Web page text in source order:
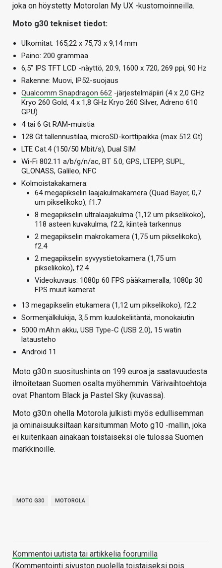
joka on höystetty Motorolan My UX -kustomoinneilla.
Moto g30 tekniset tiedot:
Ulkomitat: 165,22 x 75,73 x 9,14 mm
Paino: 200 grammaa
6,5” IPS TFT LCD -näyttö, 20:9, 1600 x 720, 269 ppi, 90 Hz
Rakenne: Muovi, IP52-suojaus
Qualcomm Snapdragon 662 -järjestelmäpiiri (4 x 2,0 GHz
Kryo 260 Gold, 4 x 1,8 GHz Kryo 260 Silver, Adreno 610
GPU)
4 tai 6 Gt RAM-muistia
128 Gt tallennustilaa, microSD-korttipaikka (max 512 Gt)
LTE Cat.4 (150/50 Mbit/s), Dual SIM
Wi-Fi 802.11 a/b/g/n/ac, BT 5.0, GPS, LTEPP, SUPL,
GLONASS, Galileo, NFC
Kolmoistakakamera:
64 megapikselin laajakulmakamera (Quad Bayer, 0,7
um pikselikoko), f1.7
8 megapikselin ultralaajakulma (1,12 um pikselikoko),
118 asteen kuvakulma, f2.2, kiinteä tarkennus
2 megapikselin makrokamera (1,75 um pikselikoko),
f2.4
2 megapikselin syvyystietokamera (1,75 um
pikselikoko), f2.4
Videokuvaus: 1080p 60 FPS pääkameralla, 1080p 30
FPS muut kamerat
13 megapikselin etukamera (1,12 um pikselikoko), f2.2
Sormenjälkilukija, 3,5 mm kuulokeliitäntä, monokaiutin
5000 mAh:n akku, USB Type-C (USB 2.0), 15 watin
latausteho
Android 11
Moto g30:n suositushinta on 199 euroa ja saatavuudesta
ilmoitetaan Suomen osalta myöhemmin. Värivaihtoehtoja
ovat Phantom Black ja Pastel Sky (kuvassa).
Moto g30:n ohella Motorola julkisti myös edullisemman
ja ominaisuuksiltaan karsitumman Moto g10 -mallin, joka
ei kuitenkaan ainakaan toistaiseksi ole tulossa Suomen
markkinoille.
MOTO G30 MOTOROLA
Kommentoi uutista tai artikkelia foorumilla
(Kommentointi sivuston puolella toistaiseksi pois